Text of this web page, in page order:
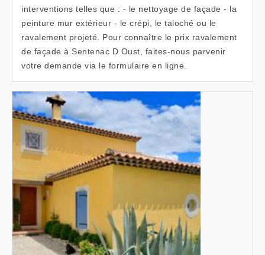
interventions telles que : - le nettoyage de façade - la
peinture mur extérieur - le crépi, le taloché ou le
ravalement projeté. Pour connaître le prix ravalement
de façade à Sentenac D Oust, faites-nous parvenir
votre demande via le formulaire en ligne.